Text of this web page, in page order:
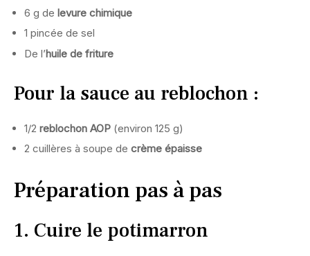
6 g de levure chimique
1 pincée de sel
De l’huile de friture
Pour la sauce au reblochon :
1/2 reblochon AOP (environ 125 g)
2 cuillères à soupe de crème épaisse
Préparation pas à pas
1. Cuire le potimarron